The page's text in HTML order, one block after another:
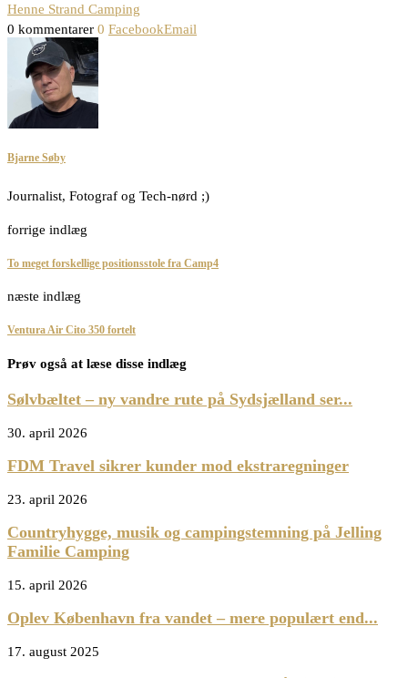
Henne Strand Camping
0 kommentarer 0 FacebookEmail
Bjarne Søby
Journalist, Fotograf og Tech-nørd ;)
forrige indlæg
To meget forskellige positionsstole fra Camp4
næste indlæg
Ventura Air Cito 350 fortelt
Prøv også at læse disse indlæg
Sølvbæltet – ny vandre rute på Sydsjælland ser...
30. april 2026
FDM Travel sikrer kunder mod ekstraregninger
23. april 2026
Countryhygge, musik og campingstemning på Jelling
Familie Camping
15. april 2026
Oplev København fra vandet – mere populært end...
17. august 2025